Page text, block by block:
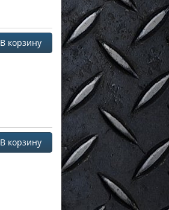
В корзину
В корзину